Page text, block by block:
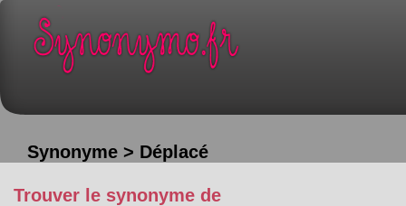
Synonyme > Déplacé
Trouver le synonyme de